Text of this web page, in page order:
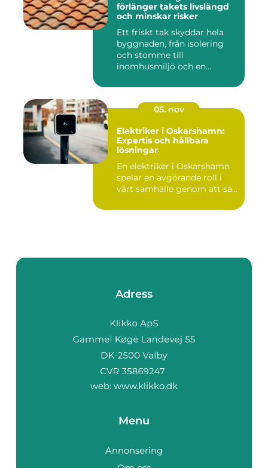
förlänger takets livslängd
och minskar risker
Ett friskt tak skyddar hela
byggnaden, från isolering
och stomme till
inomhusmiljö och en...
05. nov
Elektriker i Oskarshamn:
Expertis och hållbara
lösningar
En elektriker i Oskarshamn
spelar en avgörande roll i
vårt samhälle genom att sä...
Adress
web: www.klikko.dk
Menu
Annonsering